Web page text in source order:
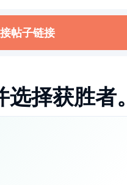
帖子链接
择获胜者。